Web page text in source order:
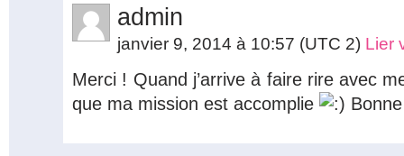
admin
janvier 9, 2014 à 10:57 (UTC 2) Lier
Merci ! Quand j’arrive à faire rire avec
que ma mission est accomplie